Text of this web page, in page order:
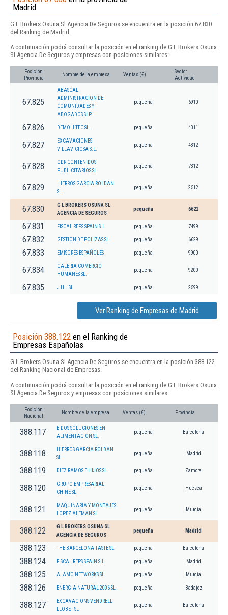
Madrid
G L Brokers Osuna Sl Agencia De Seguros se encuentra en la posición 67.830
del Ranking de Madrid.
A continuación podrá consultar la posición en el ranking de G L Brokers Osuna
Sl Agencia De Seguros y empresas con posiciones similares:
Posición
Provincia
Nombre de la empresa Ventas (€)
Sector
Actividad
67.825
ABASCAL
ADMINISTRACION DE
COMUNIDADES Y
ABOGADOS SLP
pequeña 6910
67.826 DEMOLI TEC SL. pequeña 4311
67.827
EXCAVACIONES
VILLAVICIOSA S.L.
pequeña 4312
67.828
ODR CONTENIDOS
PUBLICITARIOS SL.
pequeña 7312
67.829
HIERROS GARCIA ROLDAN
SL
pequeña 2512
67.830
G L BROKERS OSUNA SL
AGENCIA DE SEGUROS
pequeña 6622
67.831 FISCAL REPS SPAIN S.L. pequeña 7499
67.832 GESTION DE POLIZAS SL. pequeña 6629
67.833 EMISORES ESPAÑOLES pequeña 9900
67.834
GALERIA COMERCIO
HUMANES SL.
pequeña 9200
67.835 J H L SL pequeña 2599
Ver Ranking de Empresas de Madrid
Posición 388.122 en el Ranking de
Empresas Españolas
G L Brokers Osuna Sl Agencia De Seguros se encuentra en la posición 388.122
del Ranking Nacional de Empresas.
A continuación podrá consultar la posición en el ranking de G L Brokers Osuna
Sl Agencia De Seguros y empresas con posiciones similares:
Posición
Nacional
Nombre de la empresa Ventas (€) Provincia
388.117
EIDOS SOLUCIONES EN
ALIMENTACION SL.
pequeña Barcelona
388.118
HIERROS GARCIA ROLDAN
SL
pequeña Madrid
388.119 DIEZ RAMOS E HIJOS SL. pequeña Zamora
388.120
GRUPO EMPRESARIAL
CHINE SL.
pequeña Huesca
388.121
MAQUINARIA Y MONTAJES
LOPEZ ALEMAN SL
pequeña Murcia
388.122
G L BROKERS OSUNA SL
AGENCIA DE SEGUROS
pequeña Madrid
388.123 THE BARCELONA TASTE SL. pequeña Barcelona
388.124 FISCAL REPS SPAIN S.L. pequeña Madrid
388.125 ALAMO NETWORKS SL pequeña Murcia
388.126 ENERGIA NATURAL 2006 SL pequeña Badajoz
388.127
EXCAVACIONS VENDRELL
LLOBET SL
pequeña Barcelona